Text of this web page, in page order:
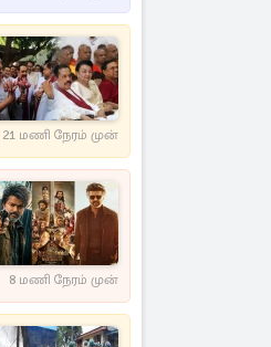
21 மணி நேரம் முன்
8 மணி நேரம் முன்